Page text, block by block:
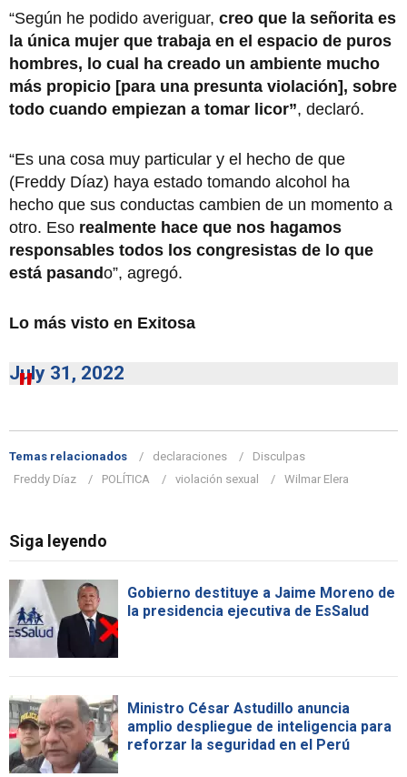
“Según he podido averiguar, creo que la señorita es
la única mujer que trabaja en el espacio de puros
hombres, lo cual ha creado un ambiente mucho
más propicio [para una presunta violación], sobre
todo cuando empiezan a tomar licor”, declaró.
“Es una cosa muy particular y el hecho de que
(Freddy Díaz) haya estado tomando alcohol ha
hecho que sus conductas cambien de un momento a
otro. Eso realmente hace que nos hagamos
responsables todos los congresistas de lo que
está pasando”, agregó.
Lo más visto en Exitosa
July 31, 2022
Temas relacionados declaraciones
Disculpas
Freddy Díaz
POLÍTICA violación sexual Wilmar Elera
Siga leyendo
Gobierno destituye a Jaime Moreno de
la presidencia ejecutiva de EsSalud
Ministro César Astudillo anuncia
amplio despliegue de inteligencia para
reforzar la seguridad en el Perú